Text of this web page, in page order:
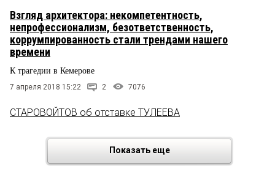
Взгляд архитектора: некомпетентность,
непрофессионализм, безответственность,
коррумпированность стали трендами нашего
времени
К трагедии в Кемерове
7 апреля 2018 15:22 2 7076
СТАРОВОЙТОВ об отставке ТУЛЕЕВА
Показать еще